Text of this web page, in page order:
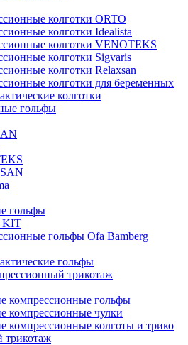
колготки ORTO
колготки Idealista
колготки VENOTEKS
колготки Sigvaris
колготки Relaxsan
колготки для беременных
колготки
гольфы
гольфы
KIT
гольфы Ofa Bamberg
гольфы
трикотаж
компрессионные гольфы
компрессионные чулки
компрессионные колготы и трико
трикотаж